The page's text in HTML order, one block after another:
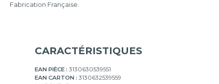
Fabrication Française.
CARACTÉRISTIQUES
EAN PIÈCE : 3130630539551
EAN CARTON : 3130632539559